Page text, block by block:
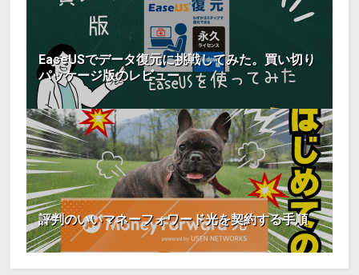
EaseUSでデータ復元に挑戦してみた。買い切り
パッケージ版のレビュー
評判のいいマネーフォワード光を契約する手順